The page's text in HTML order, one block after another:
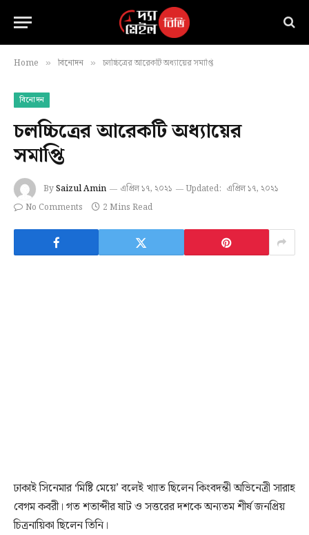
Home » বিনোদন » চলচ্চিত্রের আরেকটি অধ্যায়ের সমাপ্তি
বিনোদন
চলচ্চিত্রের আরেকটি অধ্যায়ের
সমাপ্তি
BySaizul Amin এপ্রিল ১৭, ২০২১ Updated: এপ্রিল ১৭, ২০২১
No Comments
2 Mins Read
ঢাকাই সিনেমার ‘মিষ্টি মেয়ে’ বলেই খ্যাত ছিলেন কিংবদন্তী অভিনেত্রী সারাহ
বেগম কবরী। গত শতাব্দীর ষাট ও সত্তরের দশকে অন্যতম শীর্ষ জনপ্রিয়
চিত্রনায়িকা ছিলেন তিনি।